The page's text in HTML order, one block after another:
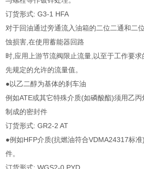
订货形式: G3-1 HFA
对于回油通过旁通流入油箱的二位二通和二
蚀损害,在使用蓄能器回路
时,应用上游节流阀限止流量,以至于工作要
先规定的允许的流量值。
●以乙二醇为基体的刹车油
例如ATE或其它特殊介质(如磷酸酯)须用乙
制成的密封件
订货形式: GR2-2 AT
●例如HFP介质(抗燃油符合VDMA24317标
件。
订货形式: WGS2-0 PYD